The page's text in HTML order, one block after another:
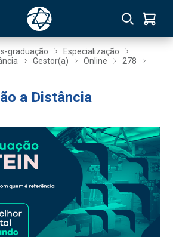
graduação
Especialização
Gestor(a) Online
278
a Distância